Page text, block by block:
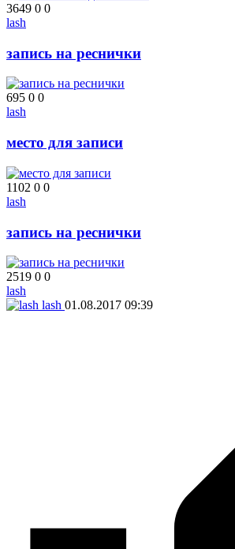
3649 0 0
lash
запись на реснички
695 0 0
lash
место для записи
1102 0 0
lash
запись на реснички
2519 0 0
lash
lash 01.08.2017 09:39